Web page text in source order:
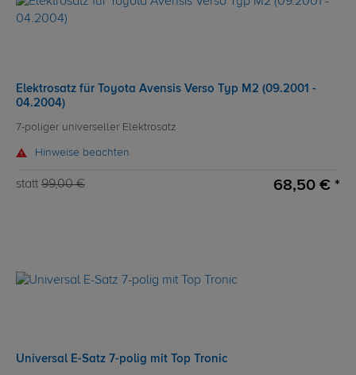
Elektrosatz für Toyota Avensis Verso Typ M2 (09.2001 -
04.2004)
7-poliger universeller Elektrosatz
Hinweise beachten
statt 99,00 € 68,50 € *
Universal E-Satz 7-polig mit Top Tronic